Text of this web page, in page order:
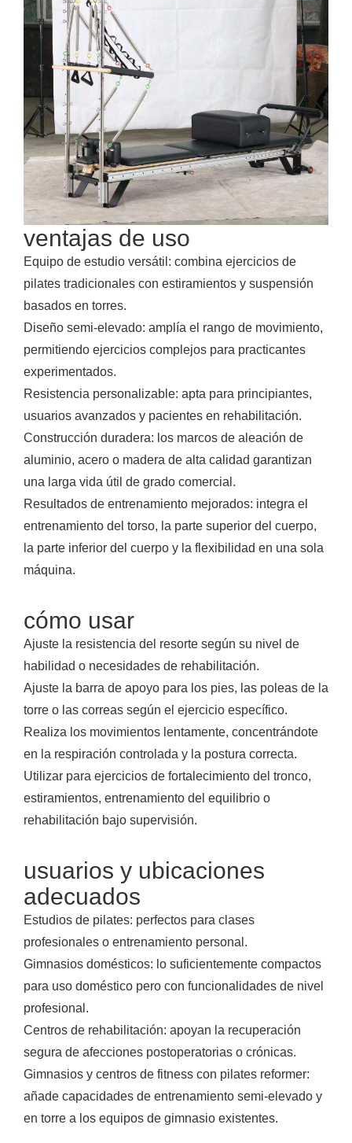
ventajas de uso
Equipo de estudio versátil: combina ejercicios de
pilates tradicionales con estiramientos y suspensión
basados en torres.
Diseño semi-elevado: amplía el rango de movimiento,
permitiendo ejercicios complejos para practicantes
experimentados.
Resistencia personalizable: apta para principiantes,
usuarios avanzados y pacientes en rehabilitación.
Construcción duradera: los marcos de aleación de
aluminio, acero o madera de alta calidad garantizan
una larga vida útil de grado comercial.
Resultados de entrenamiento mejorados: integra el
entrenamiento del torso, la parte superior del cuerpo,
la parte inferior del cuerpo y la flexibilidad en una sola
máquina.
cómo usar
Ajuste la resistencia del resorte según su nivel de
habilidad o necesidades de rehabilitación.
Ajuste la barra de apoyo para los pies, las poleas de la
torre o las correas según el ejercicio específico.
Realiza los movimientos lentamente, concentrándote
en la respiración controlada y la postura correcta.
Utilizar para ejercicios de fortalecimiento del tronco,
estiramientos, entrenamiento del equilibrio o
rehabilitación bajo supervisión.
usuarios y ubicaciones
adecuados
Estudios de pilates: perfectos para clases
profesionales o entrenamiento personal.
Gimnasios domésticos: lo suficientemente compactos
para uso doméstico pero con funcionalidades de nivel
profesional.
Centros de rehabilitación: apoyan la recuperación
segura de afecciones postoperatorias o crónicas.
Gimnasios y centros de fitness con pilates reformer:
añade capacidades de entrenamiento semi-elevado y
en torre a los equipos de gimnasio existentes.